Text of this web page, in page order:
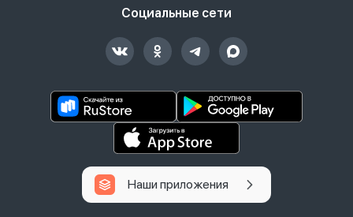
Социальные сети
Наши приложения